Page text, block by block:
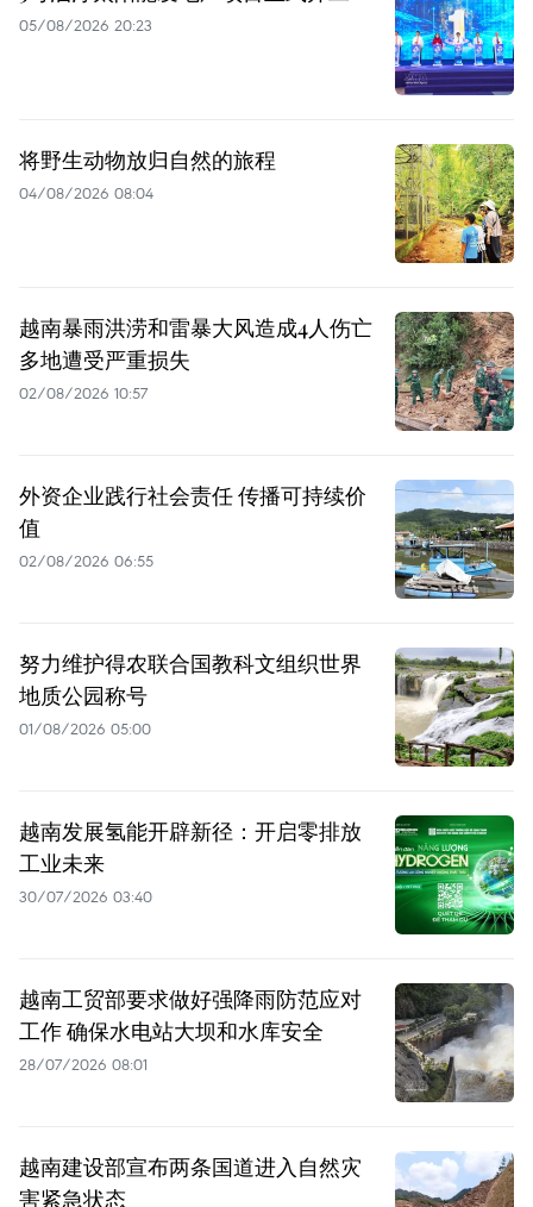
05/08/2026 20:23
将野生动物放归自然的旅程
04/08/2026 08:04
越南暴雨洪涝和雷暴大风造成4人伤亡
多地遭受严重损失
02/08/2026 10:57
外资企业践行社会责任 传播可持续价
值
02/08/2026 06:55
努力维护得农联合国教科文组织世界
地质公园称号
01/08/2026 05:00
越南发展氢能开辟新径：开启零排放
工业未来
30/07/2026 03:40
越南工贸部要求做好强降雨防范应对
工作 确保水电站大坝和水库安全
28/07/2026 08:01
越南建设部宣布两条国道进入自然灾
害紧急状态